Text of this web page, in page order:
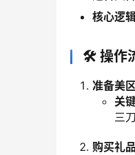
核心逻辑
🛠️ 操作
准备美区
关
三
购买礼品